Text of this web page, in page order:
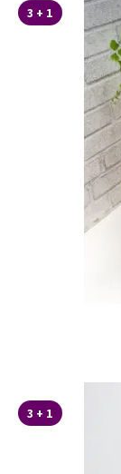
1 + 3
1 + 3